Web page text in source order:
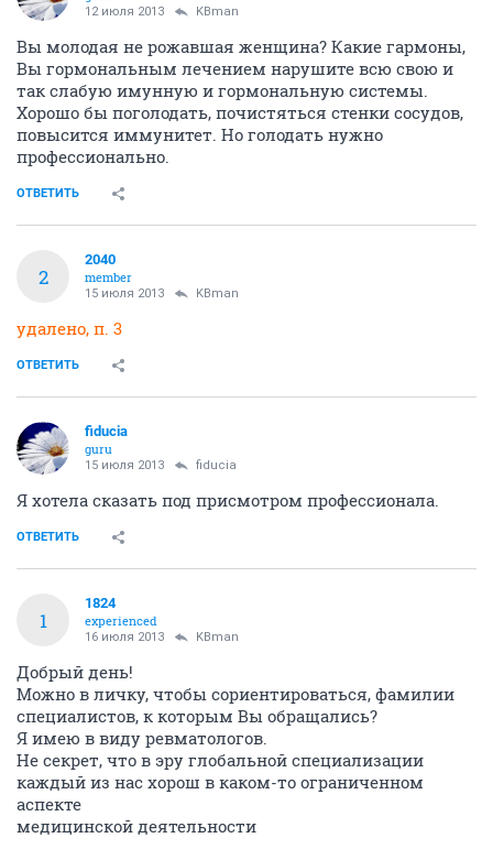
12 июля 2013 KBman
Вы молодая не рожавшая женщина? Какие гармоны,
Вы гормональным лечением нарушите всю свою и
так слабую имунную и гормональную системы.
Хорошо бы поголодать, почистяться стенки сосудов,
повысится иммунитет. Но голодать нужно
профессионально.
ОТВЕТИТЬ
2
2040
member
15 июля 2013 KBman
удалено, п. 3
ОТВЕТИТЬ
fiducia
guru
15 июля 2013 fiducia
Я хотела сказать под присмотром профессионала.
ОТВЕТИТЬ
1
1824
experienced
16 июля 2013 KBman
Добрый день!
Можно в личку, чтобы сориентироваться, фамилии
специалистов, к которым Вы обращались?
Я имею в виду ревматологов.
Не секрет, что в эру глобальной специализации
каждый из нас хорош в каком-то ограниченном
аспекте
медицинской деятельности